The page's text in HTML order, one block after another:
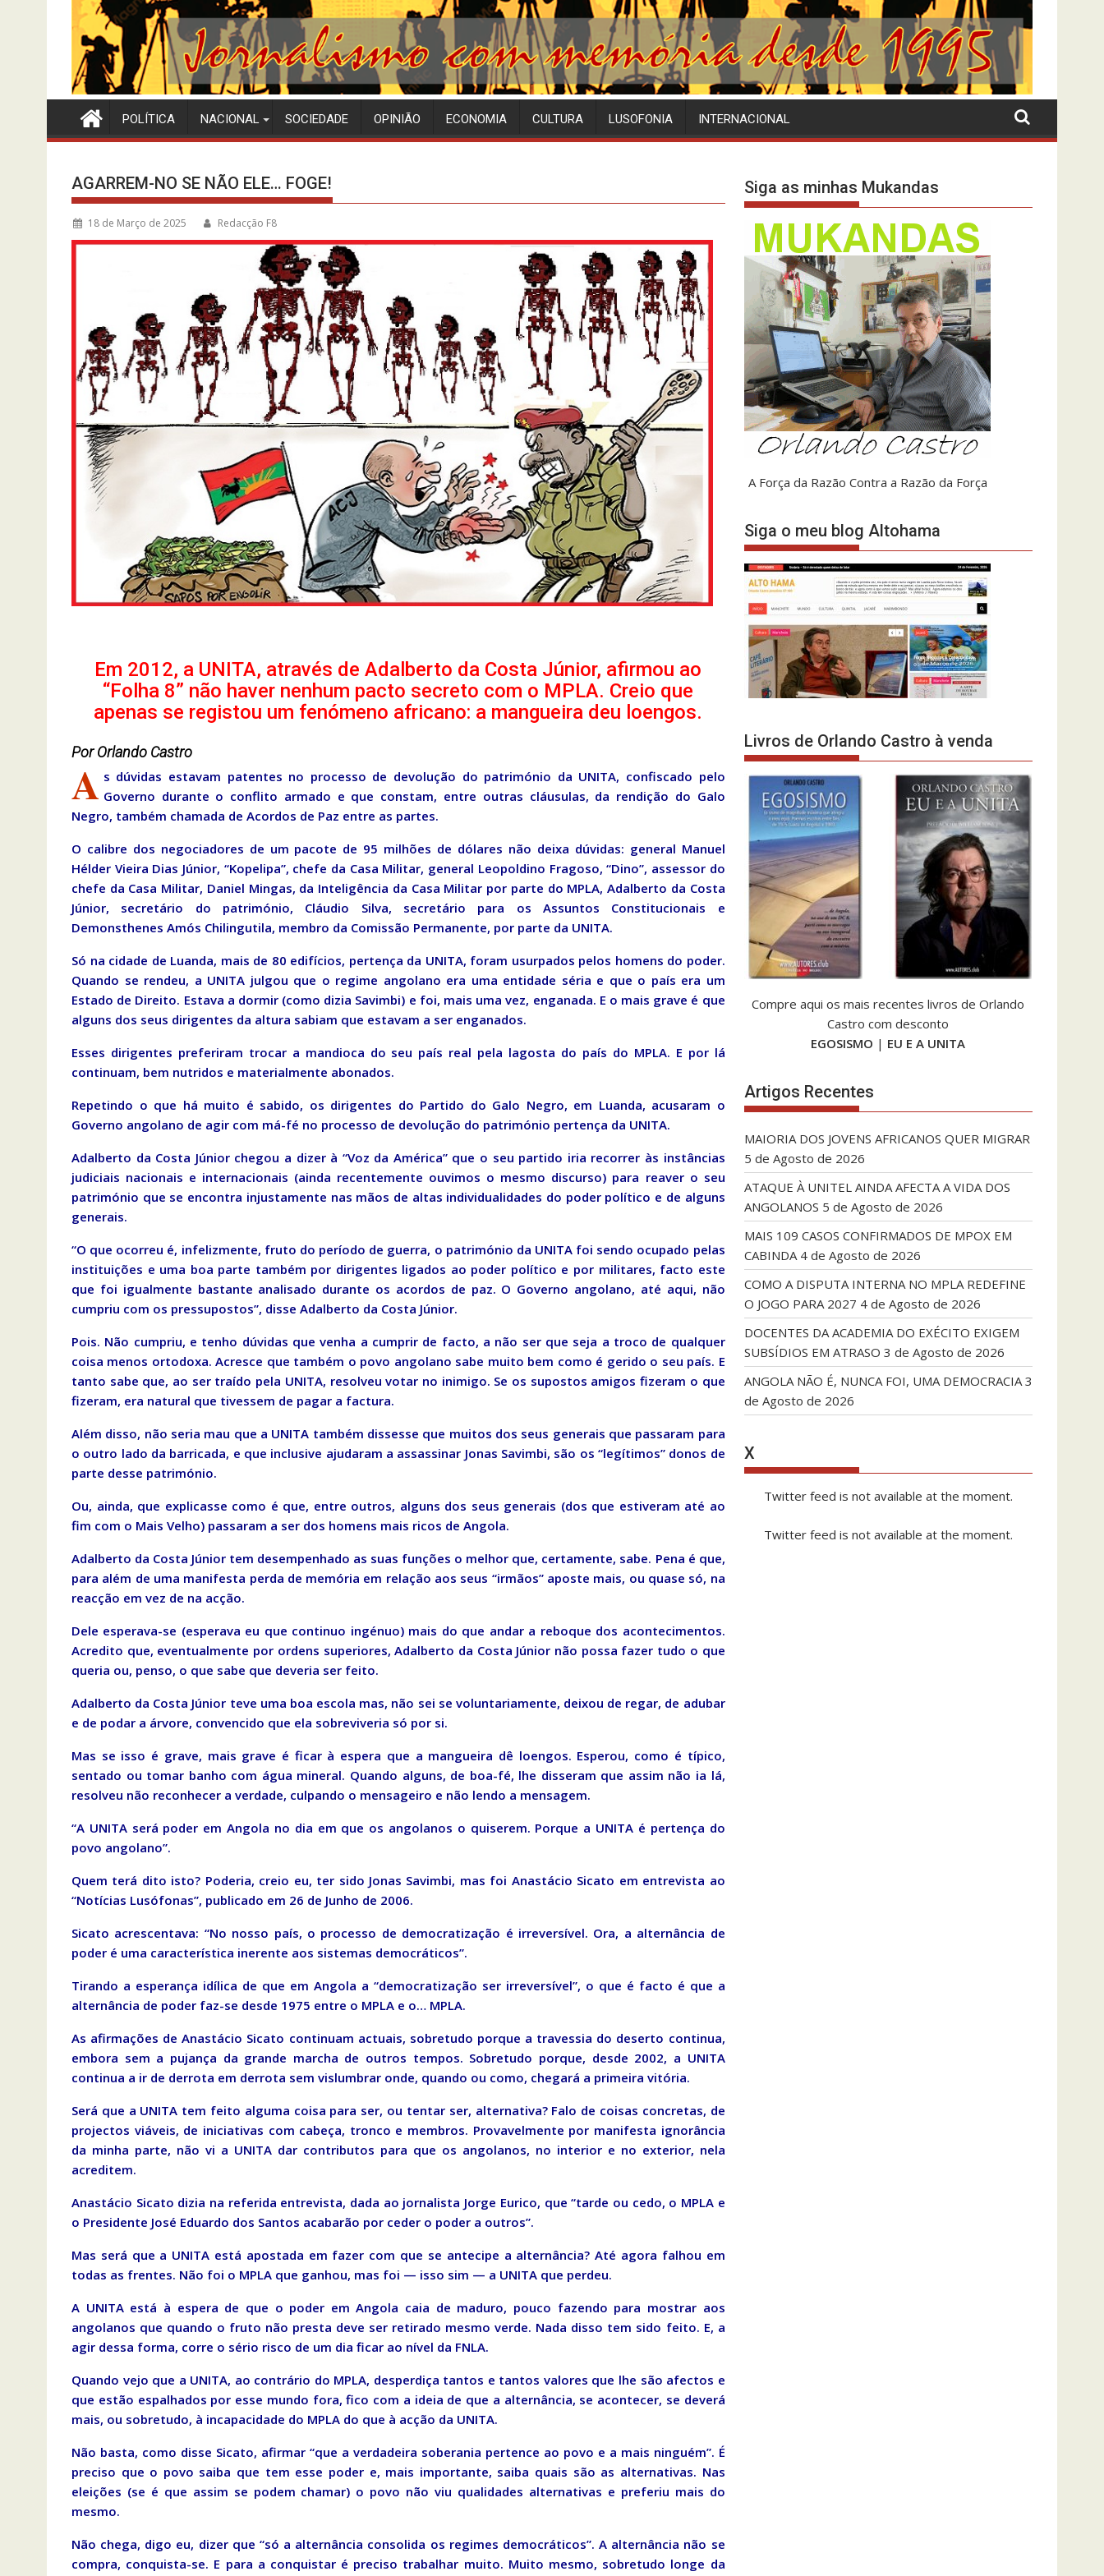
POLÍTICA NACIONAL SOCIEDADE OPINIÃO ECONOMIA CULTURA LUSOFONIA INTERNACIONAL
AGARREM-NO SE NÃO ELE… FOGE!
18 de Março de 2025 Redacção F8
Em 2012, a UNITA, através de Adalberto da Costa Júnior, afirmou ao
“Folha 8” não haver nenhum pacto secreto com o MPLA. Creio que
apenas se registou um fenómeno africano: a mangueira deu loengos.
Por Orlando Castro
A s dúvidas estavam patentes no processo de devolução do património da UNITA, confiscado pelo
Governo durante o conflito armado e que constam, entre outras cláusulas, da rendição do Galo
Negro, também chamada de Acordos de Paz entre as partes.
O calibre dos negociadores de um pacote de 95 milhões de dólares não deixa dúvidas: general Manuel
Hélder Vieira Dias Júnior, “Kopelipa”, chefe da Casa Militar, general Leopoldino Fragoso, “Dino”, assessor do
chefe da Casa Militar, Daniel Mingas, da Inteligência da Casa Militar por parte do MPLA, Adalberto da Costa
Júnior, secretário do património, Cláudio Silva, secretário para os Assuntos Constitucionais e
Demonsthenes Amós Chilingutila, membro da Comissão Permanente, por parte da UNITA.
Só na cidade de Luanda, mais de 80 edifícios, pertença da UNITA, foram usurpados pelos homens do poder.
Quando se rendeu, a UNITA julgou que o regime angolano era uma entidade séria e que o país era um
Estado de Direito. Estava a dormir (como dizia Savimbi) e foi, mais uma vez, enganada. E o mais grave é que
alguns dos seus dirigentes da altura sabiam que estavam a ser enganados.
Esses dirigentes preferiram trocar a mandioca do seu país real pela lagosta do país do MPLA. E por lá
continuam, bem nutridos e materialmente abonados.
Repetindo o que há muito é sabido, os dirigentes do Partido do Galo Negro, em Luanda, acusaram o
Governo angolano de agir com má-fé no processo de devolução do património pertença da UNITA.
Adalberto da Costa Júnior chegou a dizer à “Voz da América” que o seu partido iria recorrer às instâncias
judiciais nacionais e internacionais (ainda recentemente ouvimos o mesmo discurso) para reaver o seu
património que se encontra injustamente nas mãos de altas individualidades do poder político e de alguns
generais.
“O que ocorreu é, infelizmente, fruto do período de guerra, o património da UNITA foi sendo ocupado pelas
instituições e uma boa parte também por dirigentes ligados ao poder político e por militares, facto este
que foi igualmente bastante analisado durante os acordos de paz. O Governo angolano, até aqui, não
cumpriu com os pressupostos”, disse Adalberto da Costa Júnior.
Pois. Não cumpriu, e tenho dúvidas que venha a cumprir de facto, a não ser que seja a troco de qualquer
coisa menos ortodoxa. Acresce que também o povo angolano sabe muito bem como é gerido o seu país. E
tanto sabe que, ao ser traído pela UNITA, resolveu votar no inimigo. Se os supostos amigos fizeram o que
fizeram, era natural que tivessem de pagar a factura.
Além disso, não seria mau que a UNITA também dissesse que muitos dos seus generais que passaram para
o outro lado da barricada, e que inclusive ajudaram a assassinar Jonas Savimbi, são os “legítimos” donos de
parte desse património.
Ou, ainda, que explicasse como é que, entre outros, alguns dos seus generais (dos que estiveram até ao
fim com o Mais Velho) passaram a ser dos homens mais ricos de Angola.
Adalberto da Costa Júnior tem desempenhado as suas funções o melhor que, certamente, sabe. Pena é que,
para além de uma manifesta perda de memória em relação aos seus “irmãos” aposte mais, ou quase só, na
reacção em vez de na acção.
Dele esperava-se (esperava eu que continuo ingénuo) mais do que andar a reboque dos acontecimentos.
Acredito que, eventualmente por ordens superiores, Adalberto da Costa Júnior não possa fazer tudo o que
queria ou, penso, o que sabe que deveria ser feito.
Adalberto da Costa Júnior teve uma boa escola mas, não sei se voluntariamente, deixou de regar, de adubar
e de podar a árvore, convencido que ela sobreviveria só por si.
Mas se isso é grave, mais grave é ficar à espera que a mangueira dê loengos. Esperou, como é típico,
sentado ou tomar banho com água mineral. Quando alguns, de boa-fé, lhe disseram que assim não ia lá,
resolveu não reconhecer a verdade, culpando o mensageiro e não lendo a mensagem.
“A UNITA será poder em Angola no dia em que os angolanos o quiserem. Porque a UNITA é pertença do
povo angolano”.
Quem terá dito isto? Poderia, creio eu, ter sido Jonas Savimbi, mas foi Anastácio Sicato em entrevista ao
“Notícias Lusófonas”, publicado em 26 de Junho de 2006.
Sicato acrescentava: “No nosso país, o processo de democratização é irreversível. Ora, a alternância de
poder é uma característica inerente aos sistemas democráticos”.
Tirando a esperança idílica de que em Angola a “democratização ser irreversível”, o que é facto é que a
alternância de poder faz-se desde 1975 entre o MPLA e o… MPLA.
As afirmações de Anastácio Sicato continuam actuais, sobretudo porque a travessia do deserto continua,
embora sem a pujança da grande marcha de outros tempos. Sobretudo porque, desde 2002, a UNITA
continua a ir de derrota em derrota sem vislumbrar onde, quando ou como, chegará a primeira vitória.
Será que a UNITA tem feito alguma coisa para ser, ou tentar ser, alternativa? Falo de coisas concretas, de
projectos viáveis, de iniciativas com cabeça, tronco e membros. Provavelmente por manifesta ignorância
da minha parte, não vi a UNITA dar contributos para que os angolanos, no interior e no exterior, nela
acreditem.
Anastácio Sicato dizia na referida entrevista, dada ao jornalista Jorge Eurico, que “tarde ou cedo, o MPLA e
o Presidente José Eduardo dos Santos acabarão por ceder o poder a outros”.
Mas será que a UNITA está apostada em fazer com que se antecipe a alternância? Até agora falhou em
todas as frentes. Não foi o MPLA que ganhou, mas foi — isso sim — a UNITA que perdeu.
A UNITA está à espera de que o poder em Angola caia de maduro, pouco fazendo para mostrar aos
angolanos que quando o fruto não presta deve ser retirado mesmo verde. Nada disso tem sido feito. E, a
agir dessa forma, corre o sério risco de um dia ficar ao nível da FNLA.
Quando vejo que a UNITA, ao contrário do MPLA, desperdiça tantos e tantos valores que lhe são afectos e
que estão espalhados por esse mundo fora, fico com a ideia de que a alternância, se acontecer, se deverá
mais, ou sobretudo, à incapacidade do MPLA do que à acção da UNITA.
Não basta, como disse Sicato, afirmar “que a verdadeira soberania pertence ao povo e a mais ninguém”. É
preciso que o povo saiba que tem esse poder e, mais importante, saiba quais são as alternativas. Nas
eleições (se é que assim se podem chamar) o povo não viu qualidades alternativas e preferiu mais do
mesmo.
Não chega, digo eu, dizer que “só a alternância consolida os regimes democráticos”. A alternância não se
compra, conquista-se. E para a conquistar é preciso trabalhar muito. Muito mesmo, sobretudo longe da
Siga as minhas Mukandas
A Força da Razão Contra a Razão da Força
Siga o meu blog Altohama
Livros de Orlando Castro à venda
Compre aqui os mais recentes livros de Orlando
Castro com desconto
EGOSISMO | EU E A UNITA
Artigos Recentes
MAIORIA DOS JOVENS AFRICANOS QUER MIGRAR
5 de Agosto de 2026
ATAQUE À UNITEL AINDA AFECTA A VIDA DOS
ANGOLANOS 5 de Agosto de 2026
MAIS 109 CASOS CONFIRMADOS DE MPOX EM
CABINDA 4 de Agosto de 2026
COMO A DISPUTA INTERNA NO MPLA REDEFINE
O JOGO PARA 2027 4 de Agosto de 2026
DOCENTES DA ACADEMIA DO EXÉCITO EXIGEM
SUBSÍDIOS EM ATRASO 3 de Agosto de 2026
ANGOLA NÃO É, NUNCA FOI, UMA DEMOCRACIA 3
de Agosto de 2026
X
Twitter feed is not available at the moment.
Twitter feed is not available at the moment.